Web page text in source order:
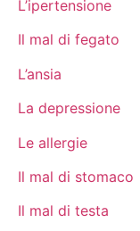
L’ipertensione
Il mal di fegato
L’ansia
La depressione
Le allergie
Il mal di stomaco
Il mal di testa